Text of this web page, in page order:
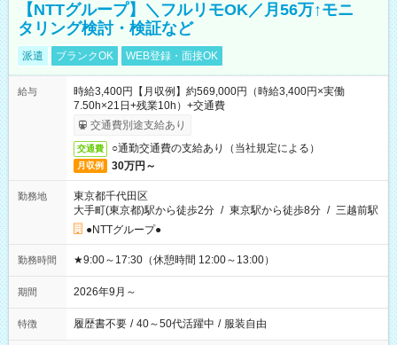
【NTTグループ】＼フルリモOK／月56万↑モニ
タリング検討・検証など
派遣 ブランクOK WEB登録・面接OK
給与
時給3,400円【月収例】約569,000円（時給3,400円×実働
7.50h×21日+残業10h）+交通費
交通費別途支給あり
交通費 ○通勤交通費の支給あり（当社規定による）
月収例 30万円～
勤務地
東京都千代田区
大手町(東京都)駅から徒歩2分 / 東京駅から徒歩8分 / 三越前駅
●NTTグループ●
勤務時間 ★9:00～17:30（休憩時間 12:00～13:00）
期間 2026年9月～
特徴 履歴書不要 / 40～50代活躍中 / 服装自由